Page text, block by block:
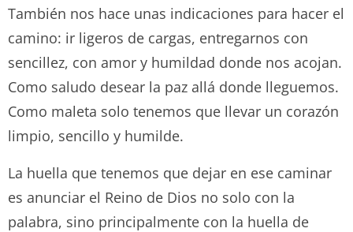
También nos hace unas indicaciones para hacer el
camino: ir ligeros de cargas, entregarnos con
sencillez, con amor y humildad donde nos acojan.
Como saludo desear la paz allá donde lleguemos.
Como maleta solo tenemos que llevar un corazón
limpio, sencillo y humilde.
La huella que tenemos que dejar en ese caminar
es anunciar el Reino de Dios no solo con la
palabra, sino principalmente con la huella de